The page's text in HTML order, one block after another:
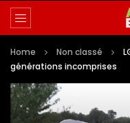
Home Non classé
générations incomprises